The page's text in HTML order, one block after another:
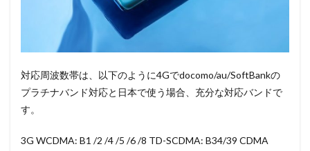
対応周波数帯は、以下のように4Gでdocomo/au/SoftBankの
プラチナバンド対応と日本で使う場合、充分な対応バンドで
す。
3G WCDMA: B1 /2 /4 /5 /6 /8 TD-SCDMA: B34/39 CDMA